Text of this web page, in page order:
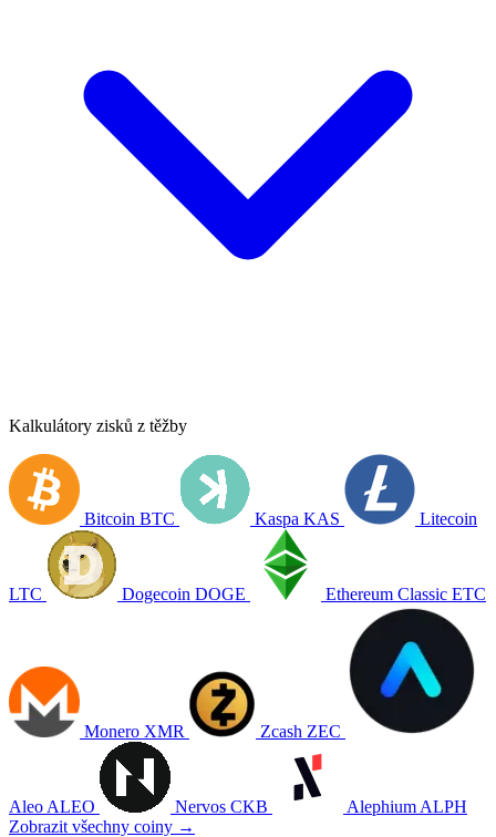
Kalkulátory zisků z těžby
Bitcoin BTC Kaspa KAS Litecoin
LTC Dogecoin DOGE Ethereum Classic ETC
Monero XMR Zcash ZEC
Aleo ALEO Nervos CKB Alephium ALPH
Zobrazit všechny coiny →